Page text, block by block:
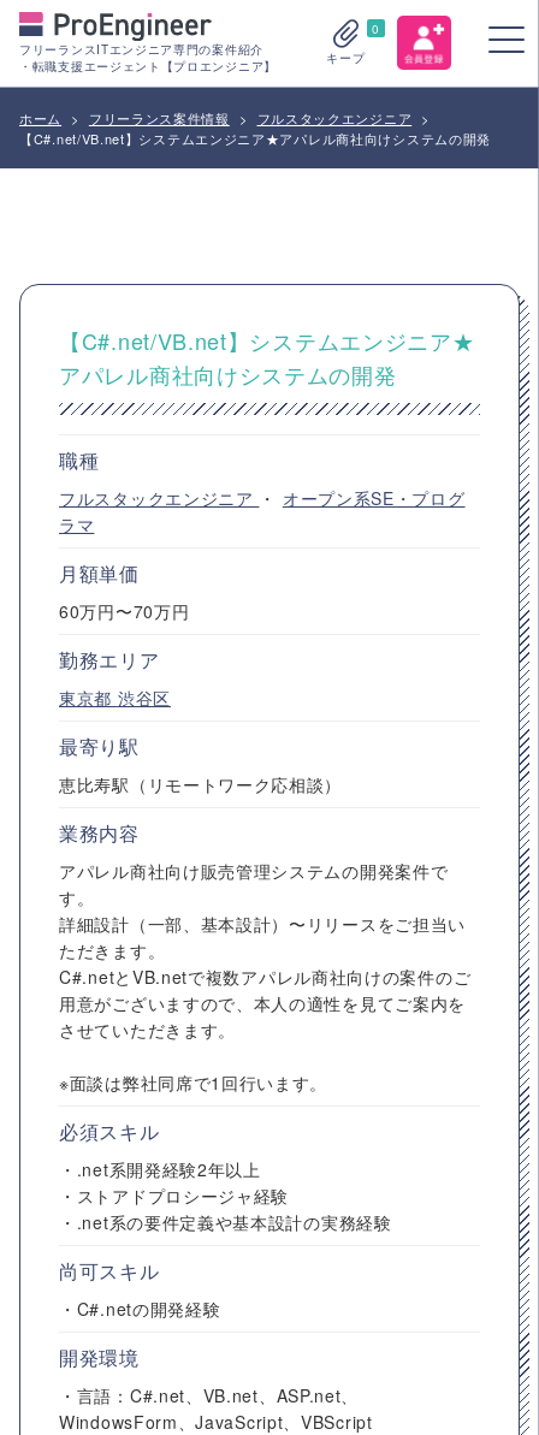
フリーランスITエンジニア専門の案件紹介
・転職支援エージェント【プロエンジニア】
0
キープ
ホーム > フリーランス案件情報 > フルスタックエンジニア
>
【C#.net/VB.net】システムエンジニア★アパレル商社向けシステムの開発
【C#.net/VB.net】システムエンジニア★
アパレル商社向けシステムの開発
職種
フルスタックエンジニア ・ オープン系SE・プログ
ラマ
月額単価
60万円〜70万円
勤務エリア
東京都 渋谷区
最寄り駅
恵比寿駅（リモートワーク応相談）
業務内容
アパレル商社向け販売管理システムの開発案件で
す。
詳細設計（一部、基本設計）〜リリースをご担当い
ただきます。
C#.netとVB.netで複数アパレル商社向けの案件のご
用意がございますので、本人の適性を見てご案内を
させていただきます。
※面談は弊社同席で1回行います。
必須スキル
・.net系開発経験2年以上
・ストアドプロシージャ経験
・.net系の要件定義や基本設計の実務経験
尚可スキル
・C#.netの開発経験
開発環境
・言語：C#.net、VB.net、ASP.net、
WindowsForm、JavaScript、VBScript